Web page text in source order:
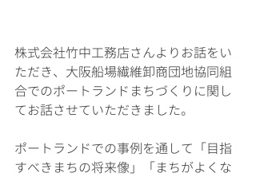
株式会社竹中工務店さんよりお話をい
ただき、大阪船場繊維卸商団地協同組
合でのポートランドまちづくりに関し
てお話させていただきました。
ポートランドでの事例を通して「目指
すべきまちの将来像」「まちがよくな